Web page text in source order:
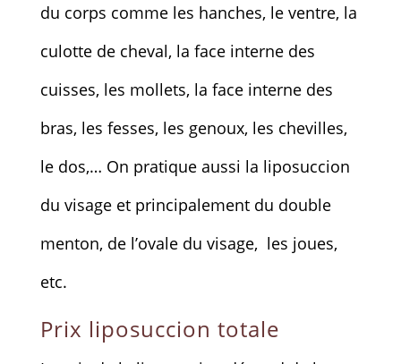
du corps comme les hanches, le ventre, la
culotte de cheval, la face interne des
cuisses, les mollets, la face interne des
bras, les fesses, les genoux, les chevilles,
le dos,… On pratique aussi la liposuccion
du visage et principalement du double
menton, de l’ovale du visage, les joues,
etc.
Prix liposuccion totale